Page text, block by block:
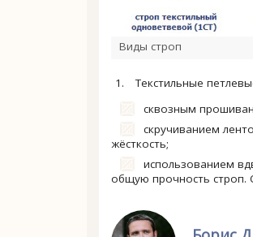
Виды строп
Текстильные
сквозным
скручиванием
жёсткость;
использованием
общую прочность строп.